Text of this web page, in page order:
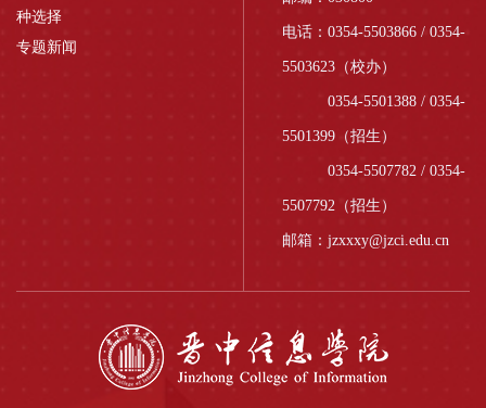
种选择
专题新闻
电话：0354-5503866 / 0354-
5503623（校办）
0354-5501388 / 0354-
5501399（招生）
0354-5507782 / 0354-
5507792（招生）
邮箱：jzxxxy@jzci.edu.cn